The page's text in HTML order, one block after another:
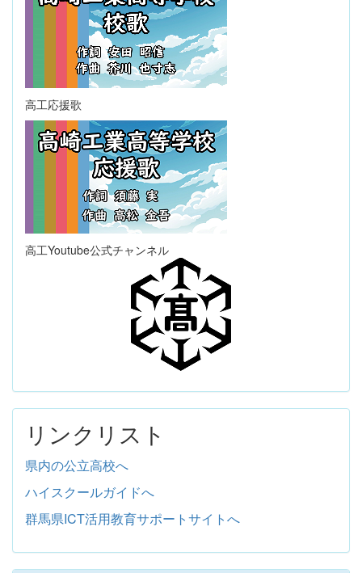
高工応援歌
高工Youtube公式チャンネル
リンクリスト
県内の公立高校へ
ハイスクールガイドへ
群馬県ICT活用教育サポートサイトへ